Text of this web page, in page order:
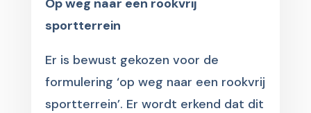
Op weg naar een rookvrij
sportterrein
Er is bewust gekozen voor de
formulering ‘op weg naar een rookvrij
sportterrein’. Er wordt erkend dat dit